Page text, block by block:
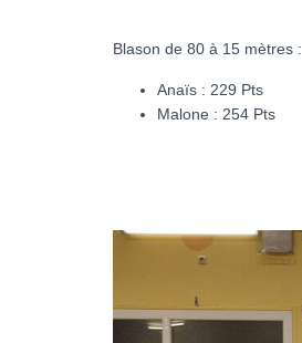
Blason de 80 à 15 mètres :
Anaïs : 229 Pts
Malone : 254 Pts